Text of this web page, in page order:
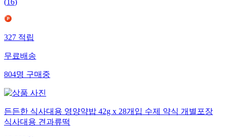
(16)
327적립
무료배송
804명구매중
든든한 식사대용 영양약밥 42g x 28개입 수제 약식 개별포장
식사대용 견과류떡